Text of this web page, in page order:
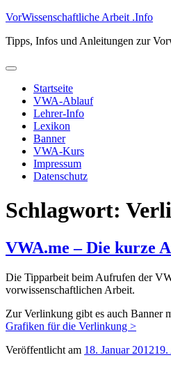
Zum
springen
VorWissenschaftliche Arbeit .Info
Tipps, Infos und Anleitungen zur
Primäres
Startseite
VWA-Ablauf
Lehrer-Info
Lexikon
Banner
VWA-Kurs
Impressum
Datenschutz
Schlagwort:
VWA.me – Die kurze
Die Tipparbeit beim Aufrufen der
vorwissenschaftlichen Arbeit.
Zur Verlinkung gibt es auch Banner
Grafiken für die Verlinkung >
Veröffentlicht am 18. Januar 2012